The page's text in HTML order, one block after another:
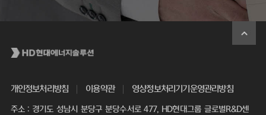
개인정보처리방침 이용약관 영상정보처리기기운영관리방침
주소 : 경기도 성남시 분당구 분당수서로 477, HD현대그룹 글로벌R&D센